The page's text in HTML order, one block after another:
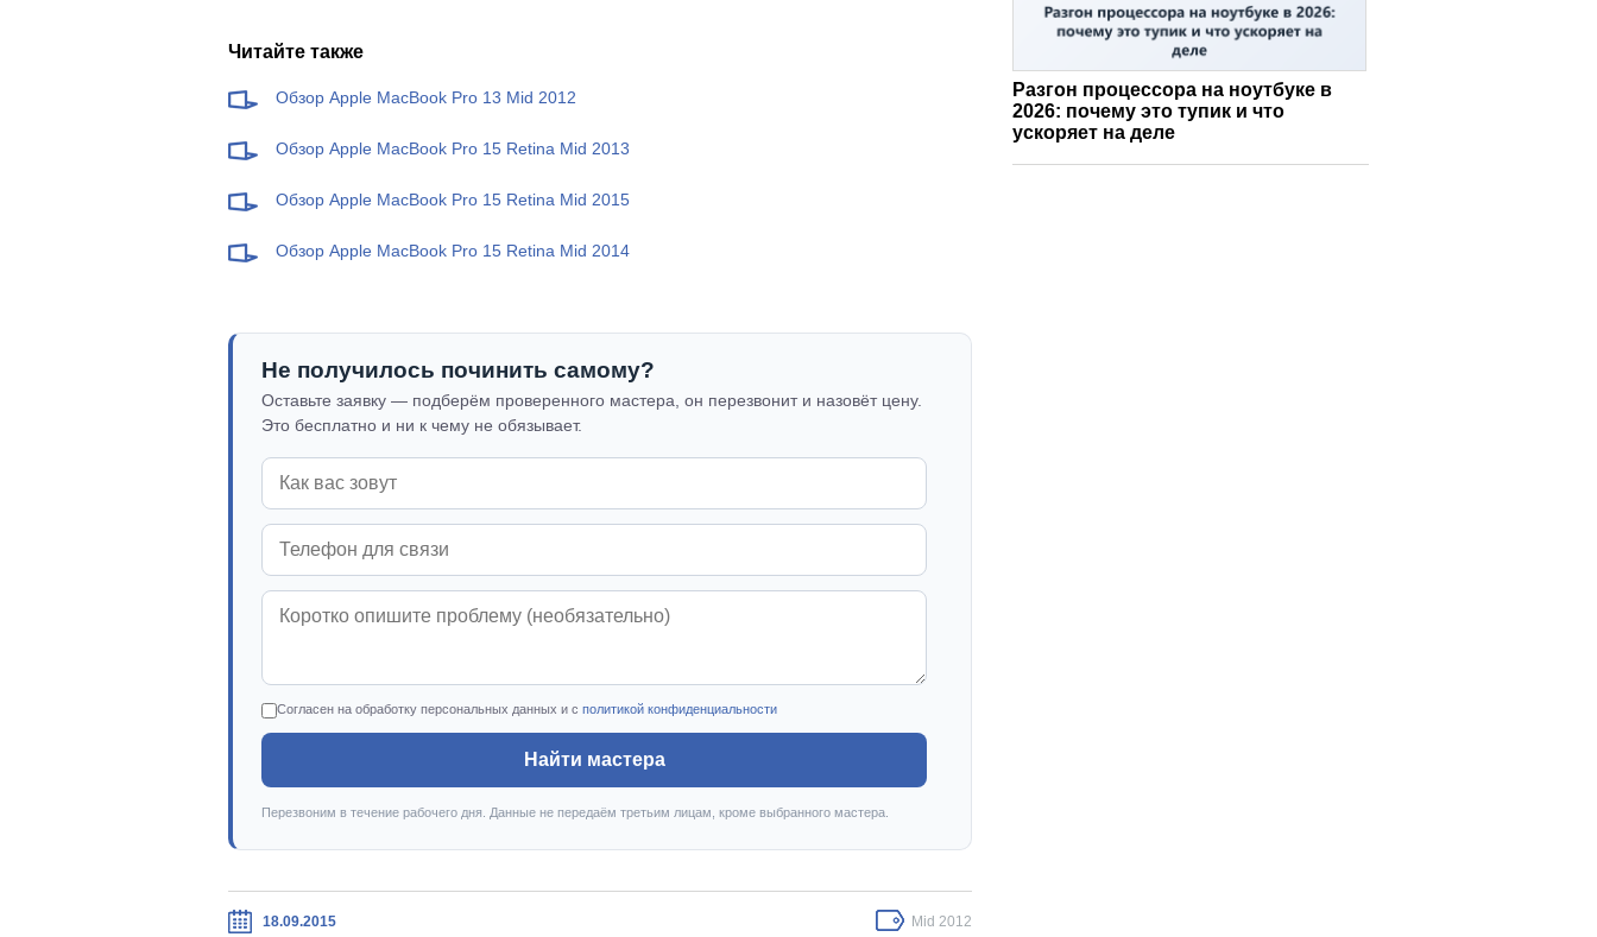
Читайте также
Обзор Apple MacBook Pro 13 Mid 2012
Обзор Apple MacBook Pro 15 Retina Mid 2013
Обзор Apple MacBook Pro 15 Retina Mid 2015
Обзор Apple MacBook Pro 15 Retina Mid 2014
Не получилось починить самому?
Оставьте заявку — подберём проверенного мастера, он перезвонит и назовёт цену.
Это бесплатно и ни к чему не обязывает.
Согласен на обработку персональных данных и с политикой конфиденциальности
Найти мастера
Перезвоним в течение рабочего дня. Данные не передаём третьим лицам, кроме выбранного мастера.
18.09.2015 Mid 2012
Разгон процессора на ноутбуке в
2026: почему это тупик и что
ускоряет на деле